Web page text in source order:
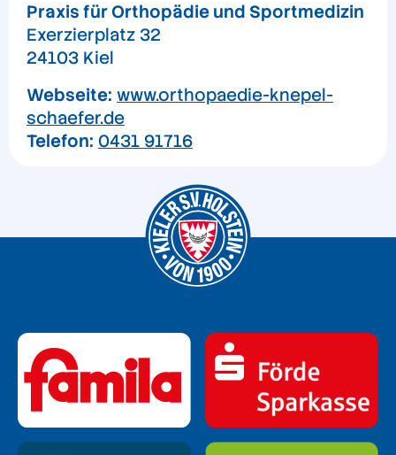
Praxis für Orthopädie und Sportmedizin
Exerzierplatz 32
24103 Kiel
Webseite: www.orthopaedie-knepel-
schaefer.de
Telefon: 0431 91716